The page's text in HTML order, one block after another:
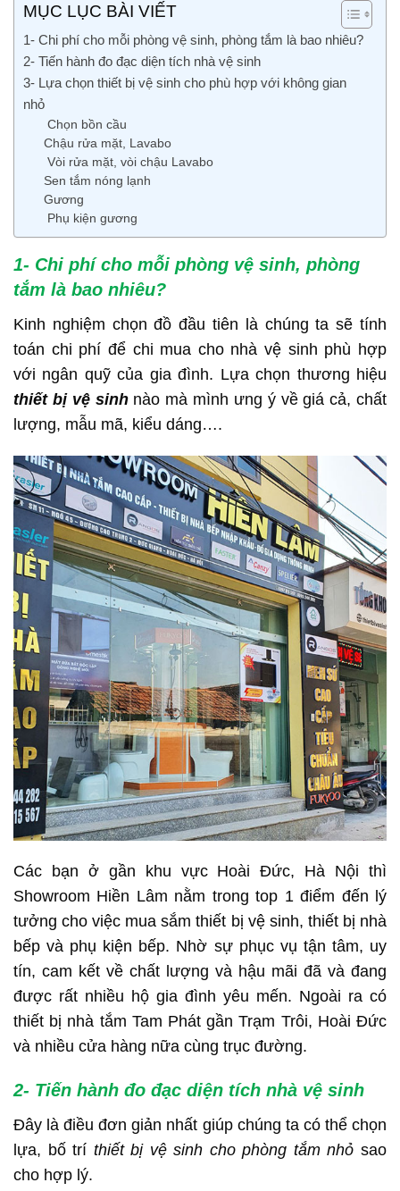
MỤC LỤC BÀI VIẾT
1- Chi phí cho mỗi phòng vệ sinh, phòng tắm là bao nhiêu?
2- Tiến hành đo đạc diện tích nhà vệ sinh
3- Lựa chọn thiết bị vệ sinh cho phù hợp với không gian
nhỏ
Chọn bồn cầu
Chậu rửa mặt, Lavabo
Vòi rửa mặt, vòi chậu Lavabo
Sen tắm nóng lạnh
Gương
Phụ kiện gương
1- Chi phí cho mỗi phòng vệ sinh, phòng
tắm là bao nhiêu?
Kinh nghiệm chọn đồ đầu tiên là chúng ta sẽ tính
toán chi phí để chi mua cho nhà vệ sinh phù hợp
với ngân quỹ của gia đình. Lựa chọn thương hiệu
thiết bị vệ sinhnào mà mình ưng ý về giá cả, chất
lượng, mẫu mã, kiểu dáng….
Các bạn ở gần khu vực Hoài Đức, Hà Nội thì
Showroom Hiền Lâm nằm trong top 1 điểm đến lý
tưởng cho việc mua sắm thiết bị vệ sinh, thiết bị nhà
bếp và phụ kiện bếp. Nhờ sự phục vụ tận tâm, uy
tín, cam kết về chất lượng và hậu mãi đã và đang
được rất nhiều hộ gia đình yêu mến. Ngoài ra có
thiết bị nhà tắm Tam Phát gần Trạm Trôi, Hoài Đức
và nhiều cửa hàng nữa cùng trục đường.
2- Tiến hành đo đạc diện tích nhà vệ sinh
Đây là điều đơn giản nhất giúp chúng ta có thể chọn
lựa, bố trí thiết bị vệ sinh cho phòng tắm nhỏ sao
cho hợp lý.